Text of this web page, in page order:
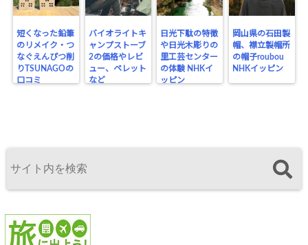
短くなった鉛筆
のリメイク・つ
なぐえんぴつ削
りTSUNAGOの
口コミ
バイオライトキ
ャンプストーブ
2の価格やレビ
ュー、ペレット
など
日光下駄の特徴
や日光木彫りの
里工芸センター
の体験 NHKイ
ッピン
岡山県の石田製
帽、襟立製帽所
の帽子roubou
NHKイッピン